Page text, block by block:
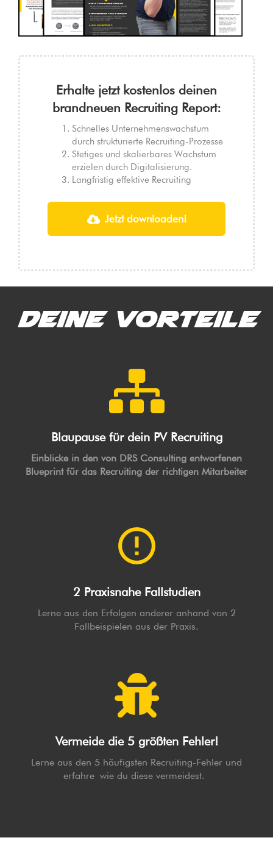
Erhalte jetzt kostenlos deinen
brandneuen Recruiting Report:
Schnelles Unternehmenswachstum
durch strukturierte Recruiting-Prozesse
Stetiges und skalierbares Wachstum
erzielen durch Digitalisierung.
Langfristig effektive Recruiting
Jetzt downloaden!
Deine Vorteile
Blaupause für dein PV Recruiting
Einblicke in den von DRS Consulting entworfenen
Blueprint für das Recruiting der richtigen Mitarbeiter
2 Praxisnahe Fallstudien
Lerne aus den Erfolgen anderer anhand von 2
Fallbeispielen aus der Praxis.
Vermeide die 5 größten Fehler!
Lerne aus den 5 häufigsten Recruiting-Fehler und
erfahre wie du diese vermeidest.